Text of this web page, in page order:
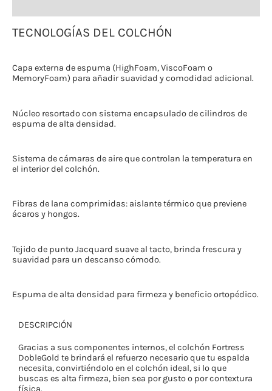
TECNOLOGÍAS DEL COLCHÓN
Capa externa de espuma (HighFoam, ViscoFoam o
MemoryFoam) para añadir suavidad y comodidad adicional.
Núcleo resortado con sistema encapsulado de cilindros de
espuma de alta densidad.
Sistema de cámaras de aire que controlan la temperatura en
el interior del colchón.
Fibras de lana comprimidas: aislante térmico que previene
ácaros y hongos.
Tejido de punto Jacquard suave al tacto, brinda frescura y
suavidad para un descanso cómodo.
Espuma de alta densidad para firmeza y beneficio ortopédico.
DESCRIPCIÓN
Gracias a sus componentes internos, el colchón Fortress
DobleGold te brindará el refuerzo necesario que tu espalda
necesita, convirtiéndolo en el colchón ideal, si lo que
buscas es alta firmeza, bien sea por gusto o por contextura